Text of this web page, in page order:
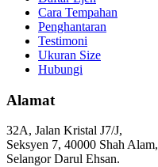
Cara Tempahan
Penghantaran
Testimoni
Ukuran Size
Hubungi
Alamat
32A, Jalan Kristal J7/J,
Seksyen 7, 40000 Shah Alam,
Selangor Darul Ehsan.